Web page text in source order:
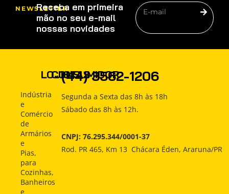
NEWSLETTER
Receba em primeira
mão no seu e-mail
nossas novidades
Indústria
e
Comércio
de
Armários
e
Pias,
para
Cozinhas,
Banheiros
e
LOJISTAS
Produtos
Como
Indústria
Notícias
CONSUMIDOR
Produtos
Como
Indústria
Notícias
PRODUTOS
COMO
COMPRAR
ATENDIMENTO
(44) 3562-1206
Segunda a Sexta das 8h às 18h
Sábado das 8h às 12h.
CNPJ: 76.295.344/0001-37
Rod. PR 465, Km 13 Chácara Éden, Araruna/PR